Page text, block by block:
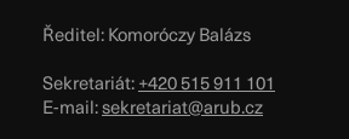
Ředitel: Komoróczy Balázs
Sekretariát:+420 515 911 101
E-mail:sekretariat@arub.cz